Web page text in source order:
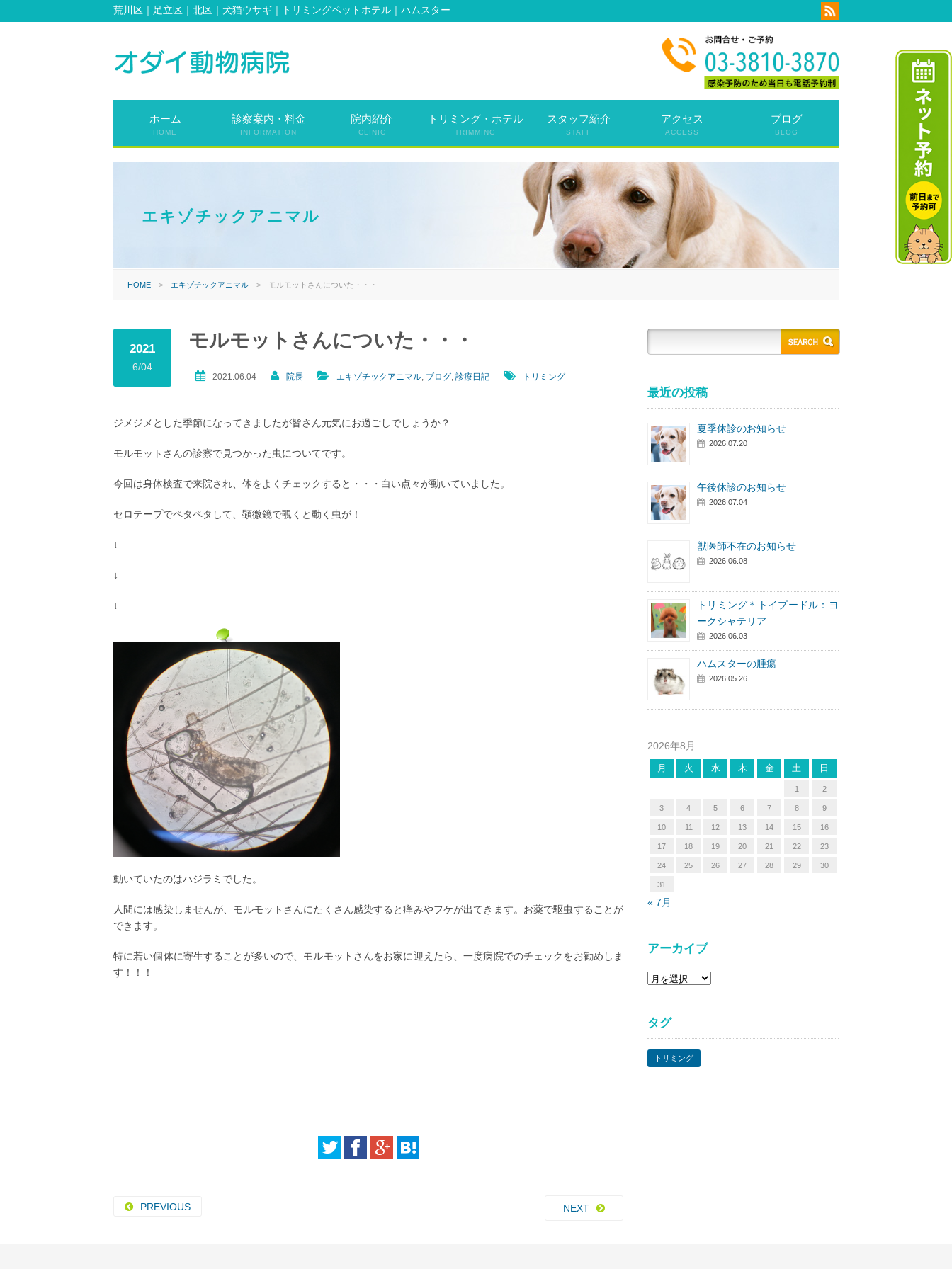
荒川区｜足立区｜北区｜犬猫ウサギ｜トリミングペットホテル｜ハムスター
ホーム
HOME
診察案内・料金
INFORMATION
院内紹介
CLINIC
トリミング・ホテル
TRIMMING
スタッフ紹介
STAFF
アクセス
ACCESS
ブログ
BLOG
エキゾチックアニマル
HOME > エキゾチックアニマル > モルモットさんについた・・・
2021
6/04
モルモットさんについた・・・
2021.06.04 院長 エキゾチックアニマル ブログ 診療日記 トリミング
ジメジメとした季節になってきましたが皆さん元気にお過ごしでしょうか？
モルモットさんの診察で見つかった虫についてです。
今回は身体検査で来院され、体をよくチェックすると・・・白い点々が動いていました。
セロテープでペタペタして、顕微鏡で覗くと動く虫が！
↓
↓
↓
動いていたのはハジラミでした。
人間には感染しませんが、モルモットさんにたくさん感染すると痒みやフケが出てきます。お薬で駆虫することが
できます。
特に若い個体に寄生することが多いので、モルモットさんをお家に迎えたら、一度病院でのチェックをお勧めしま
す！！！
PREVIOUS NEXT
最近の投稿
夏季休診のお知らせ
2026.07.20
午後休診のお知らせ
2026.07.04
獣医師不在のお知らせ
2026.06.08
トリミング＊トイプードル：ヨ
ークシャテリア
2026.06.03
ハムスターの腫瘍
2026.05.26
2026年8月
月 火 水 木 金 土 日
1 2
3 4 5 6 7 8 9
10 11 12 13 14 15 16
17 18 19 20 21 22 23
24 25 26 27 28 29 30
31
« 7月
アーカイブ
ア
イ
タグ
トリミング